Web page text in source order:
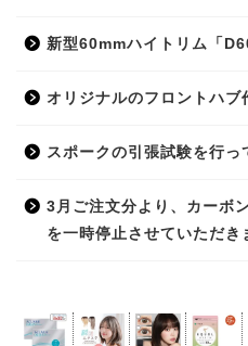
新型60mmハイトリム「
オリジナルのフロントハブ
スポークの引張試験を行
3月ご注文分より、カーボ
を一時停止させていただき